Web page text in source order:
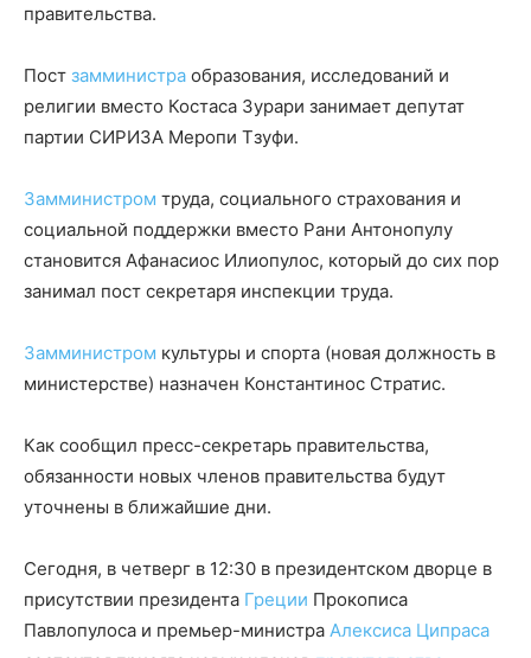
правительства.
Пост замминистра образования, исследований и
религии вместо Костаса Зурари занимает депутат
партии СИРИЗА Меропи Тзуфи.
Замминистром труда, социального страхования и
социальной поддержки вместо Рани Антонопулу
становится Афанасиос Илиопулос, который до сих пор
занимал пост секретаря инспекции труда.
Замминистром культуры и спорта (новая должность в
министерстве) назначен Константинос Стратис.
Как сообщил пресс-секретарь правительства,
обязанности новых членов правительства будут
уточнены в ближайшие дни.
Сегодня, в четверг в 12:30 в президентском дворце в
присутствии президента Греции Прокописа
Павлопулоса и премьер-министра Алексиса Ципраса